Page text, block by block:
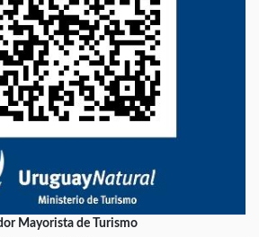
Mayorista de Turismo